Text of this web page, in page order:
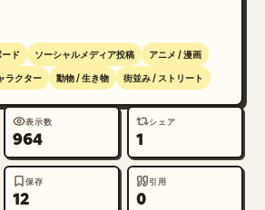
ド ソーシャルメディア投稿 アニメ / 漫画
ラクター 動物 / 生き物 街並み / ストリート
表示数
964
シェア
1
保存
12
引用
0